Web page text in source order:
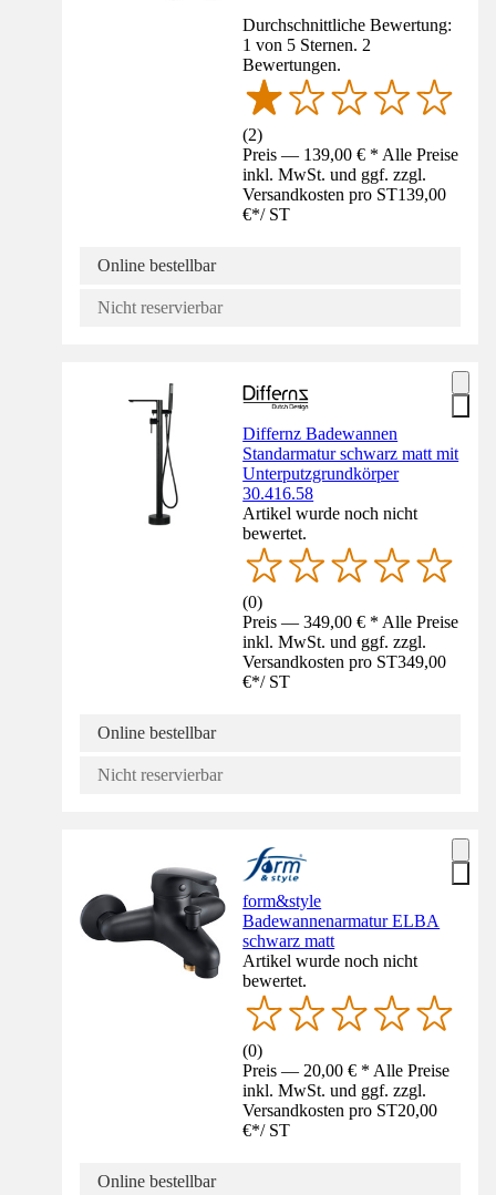
Durchschnittliche Bewertung:
1 von 5 Sternen. 2
Bewertungen.
(2)
Preis — 139,00 € * Alle Preise
inkl. MwSt. und ggf. zzgl.
Versandkosten pro ST139,00
€*/ ST
Online bestellbar
Nicht reservierbar
Differnz Badewannen
Standarmatur schwarz matt mit
Unterputzgrundkörper
30.416.58
Artikel wurde noch nicht
bewertet.
(0)
Preis — 349,00 € * Alle Preise
inkl. MwSt. und ggf. zzgl.
Versandkosten pro ST349,00
€*/ ST
Online bestellbar
Nicht reservierbar
form&style
Badewannenarmatur ELBA
schwarz matt
Artikel wurde noch nicht
bewertet.
(0)
Preis — 20,00 € * Alle Preise
inkl. MwSt. und ggf. zzgl.
Versandkosten pro ST20,00
€*/ ST
Online bestellbar